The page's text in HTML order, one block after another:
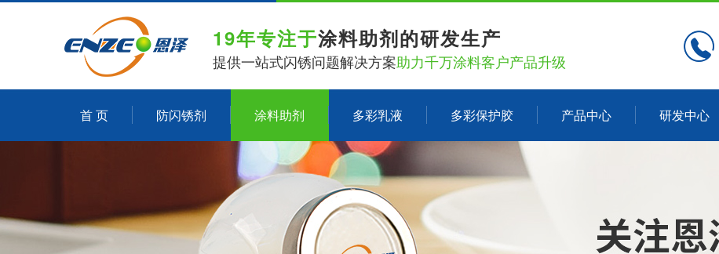
19年专注于涂料助剂的研发生产
提供一站式闪锈问题解决方案助力千万涂料客户产品升级
首 页 防闪锈剂 涂料助剂 多彩乳液 多彩保护胶 产品中心 研发中心